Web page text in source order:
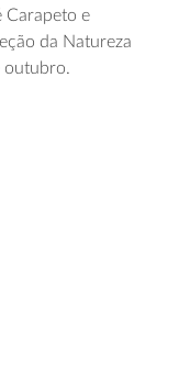
Carapeto e
da Natureza
outubro.